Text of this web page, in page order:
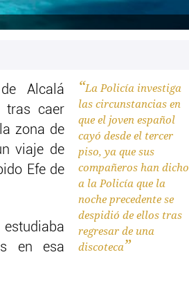
La Policía investiga
las circunstancias en
que el joven español
cayó desde el tercer
piso, ya que sus
compañeros han dicho
a la Policía que la
noche precedente se
despidió de ellos tras
regresar de una
discoteca
Alcalá
tras caer
zona de
viaje de
Efe de
en esa